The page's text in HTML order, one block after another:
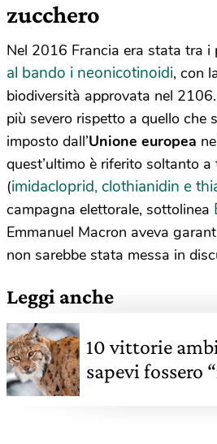
zucchero
Nel 2016 Francia era stata tra i
al bando i neonicotinoidi, con
biodiversità approvata nel
più severo rispetto a quello che
imposto dall’Unione europea
quest’ultimo è riferito soltanto
(imidacloprid, clothianidin e
campagna elettorale, sottolinea
Emmanuel Macron aveva
non sarebbe stata messa in
Leggi anche
10 vittorie
sapevi fossero